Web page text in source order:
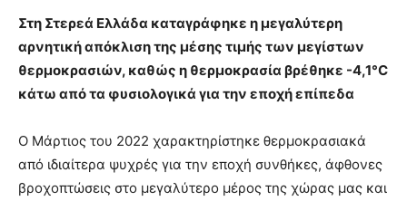
lesbians
very
cam
show.desi
brandi
teaches
you
Στη Στερεά Ελλάδα καταγράφηκε η μεγαλύτερη
αρνητική απόκλιση της μέσης τιμής των μεγίστων
θερμοκρασιών, καθώς η θερμοκρασία βρέθηκε -4,1°C
κάτω από τα φυσιολογικά για την εποχή επίπεδα
Ο Μάρτιος του 2022 χαρακτηρίστηκε θερμοκρασιακά
από ιδιαίτερα ψυχρές για την εποχή συνθήκες, άφθονες
βροχοπτώσεις στο μεγαλύτερο μέρος της χώρας μας και